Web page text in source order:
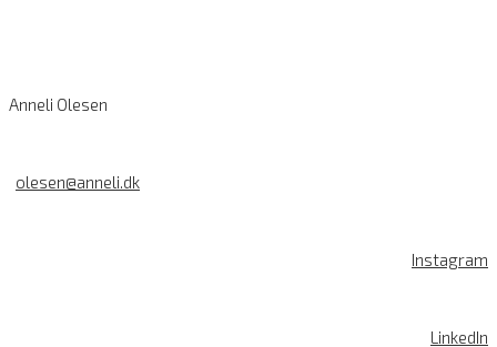
Anneli Olesen
olesen@anneli.dk
Instagram
LinkedIn